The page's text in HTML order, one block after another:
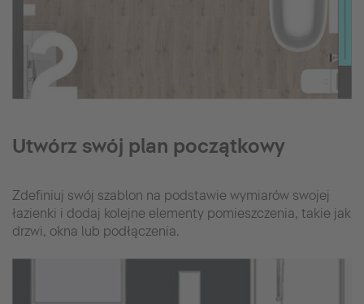
Utwórz swój plan początkowy
Zdefiniuj swój szablon na podstawie wymiarów swojej
łazienki i dodaj kolejne elementy pomieszczenia, takie jak
drzwi, okna lub podłączenia.